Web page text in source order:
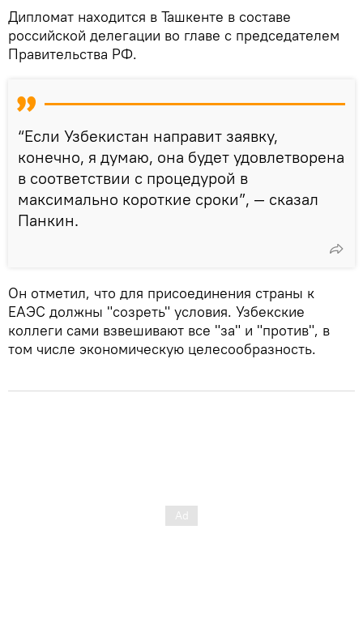
Дипломат находится в Ташкенте в составе
российской делегации во главе с председателем
Правительства РФ.
“Если Узбекистан направит заявку,
конечно, я думаю, она будет удовлетворена
в соответствии с процедурой в
максимально короткие сроки”, — сказал
Панкин.
Он отметил, что для присоединения страны к
ЕАЭС должны "созреть" условия. Узбекские
коллеги сами взвешивают все "за" и "против", в
том числе экономическую целесообразность.